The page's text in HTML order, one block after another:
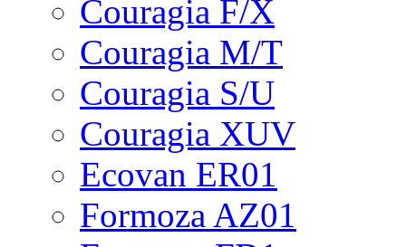
Couragia F/X
Couragia M/T
Couragia S/U
Couragia XUV
Ecovan ER01
Formoza AZ01